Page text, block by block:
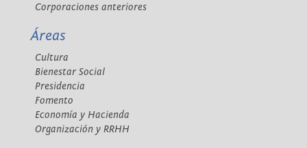
Corporaciones anteriores
Áreas
Cultura
Bienestar Social
Presidencia
Fomento
Economía y Hacienda
Organización y RRHH